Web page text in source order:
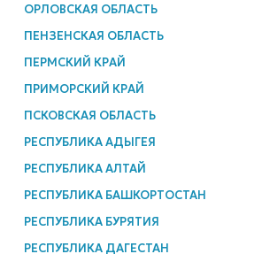
ОРЛОВСКАЯ ОБЛАСТЬ
ПЕНЗЕНСКАЯ ОБЛАСТЬ
ПЕРМСКИЙ КРАЙ
ПРИМОРСКИЙ КРАЙ
ПСКОВСКАЯ ОБЛАСТЬ
РЕСПУБЛИКА АДЫГЕЯ
РЕСПУБЛИКА АЛТАЙ
РЕСПУБЛИКА БАШКОРТОСТАН
РЕСПУБЛИКА БУРЯТИЯ
РЕСПУБЛИКА ДАГЕСТАН